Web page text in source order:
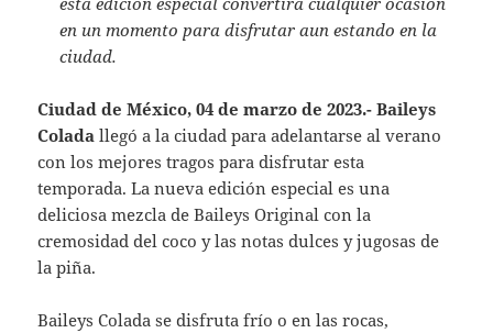
en un momento para disfrutar aun estando en la
ciudad.
Ciudad de México, 04 de marzo de 2023.- Baileys
Colada llegó a la ciudad para adelantarse al verano
con los mejores tragos para disfrutar esta
temporada. La nueva edición especial es una
deliciosa mezcla de Baileys Original con la
cremosidad del coco y las notas dulces y jugosas de
la piña.
Baileys Colada se disfruta frío o en las rocas,